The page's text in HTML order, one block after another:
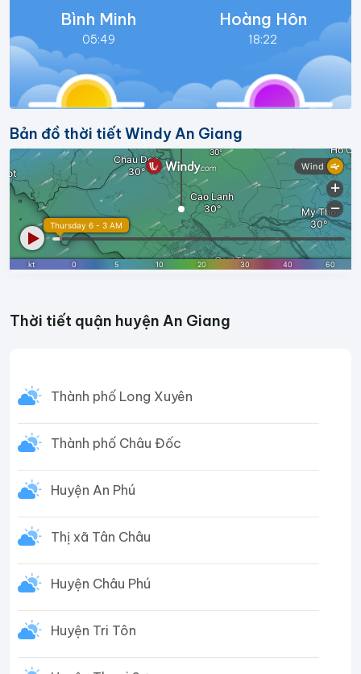
Bình Minh
05:49
Hoàng Hôn
18:22
Bản đồ thời tiết Windy An Giang
Thời tiết quận huyện An Giang
Thành phố Long Xuyên
Thành phố Châu Đốc
Huyện An Phú
Thị xã Tân Châu
Huyện Châu Phú
Huyện Tri Tôn